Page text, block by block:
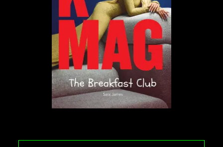
W Polsce prawa osób LGBT są wciąż w fazie
rozwoju. Mimo że w ostatnich latach nastąpił
pewien postęp w zakresie akceptacji społecznej,
wciąż istnieje wiele barier prawnych i społecznych,
które ograniczają ich prawa. Wprowadzenie
poradnika, który może być interpretowany jako
forma legalizacji dyskryminacji, jest krokiem wstecz
w walce o równość i akceptację.